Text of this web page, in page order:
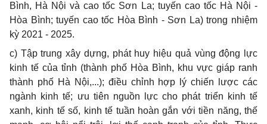
Bình, Hà Nội và cao tốc Sơn La; tuyến cao tốc Hà Nội -
Hòa Bình; tuyến cao tốc Hòa Bình - Sơn La) trong nhiệm
kỳ 2021 - 2025.
c) Tập trung xây dựng, phát huy hiệu quả vùng động lực
kinh tế của tỉnh (thành phố Hòa Bình, khu vực giáp ranh
thành phố Hà Nội,...); điều chỉnh hợp lý chiến lược các
ngành kinh tế; ưu tiên nguồn lực cho phát triển kinh tế
xanh, kinh tế số, kinh tế tuần hoàn gắn với tiền năng, thế